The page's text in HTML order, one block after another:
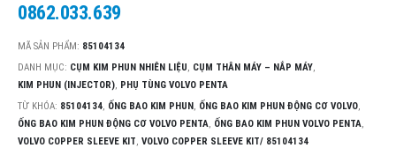
0862.033.639
MÃ SẢN PHẨM: 85104134
DANH MỤC: CỤM KIM PHUN NHIÊN LIỆU, CỤM THÂN MÁY – NẮP MÁY,
KIM PHUN (INJECTOR), PHỤ TÙNG VOLVO PENTA
TỪ KHÓA: 85104134, ỐNG BAO KIM PHUN, ỐNG BAO KIM PHUN ĐỘNG CƠ VOLVO,
ỐNG BAO KIM PHUN ĐỘNG CƠ VOLVO PENTA, ỐNG BAO KIM PHUN VOLVO PENTA,
VOLVO COPPER SLEEVE KIT, VOLVO COPPER SLEEVE KIT/ 85104134